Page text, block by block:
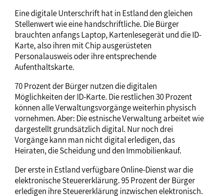
Eine digitale Unterschrift hat in Estland den gleichen
Stellenwert wie eine handschriftliche. Die Bürger
brauchten anfangs Laptop, Kartenlesegerät und die ID-
Karte, also ihren mit Chip ausgerüsteten
Personalausweis oder ihre entsprechende
Aufenthaltskarte.
70 Prozent der Bürger nutzen die digitalen
Möglichkeiten der ID-Karte. Die restlichen 30 Prozent
können alle Verwaltungsvorgänge weiterhin physisch
vornehmen. Aber: Die estnische Verwaltung arbeitet wie
dargestellt grundsätzlich digital. Nur noch drei
Vorgänge kann man nicht digital erledigen, das
Heiraten, die Scheidung und den Immobilienkauf.
Der erste in Estland verfügbare Online-Dienst war die
elektronische Steuererklärung. 95 Prozent der Bürger
erledigen ihre Steuererklärung inzwischen elektronisch.